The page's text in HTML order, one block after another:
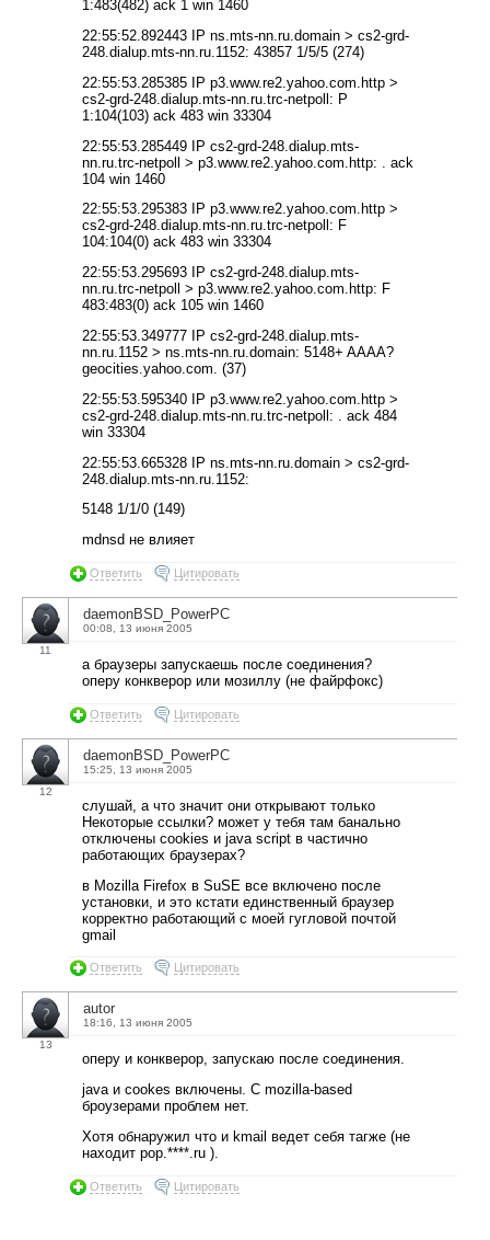
1:483(482) ack 1 win 1460
22:55:52.892443 IP ns.mts-nn.ru.domain > cs2-grd-
248.dialup.mts-nn.ru.1152: 43857 1/5/5 (274)
22:55:53.285385 IP p3.www.re2.yahoo.com.http >
cs2-grd-248.dialup.mts-nn.ru.trc-netpoll: P
1:104(103) ack 483 win 33304
22:55:53.285449 IP cs2-grd-248.dialup.mts-
nn.ru.trc-netpoll > p3.www.re2.yahoo.com.http: . ack
104 win 1460
22:55:53.295383 IP p3.www.re2.yahoo.com.http >
cs2-grd-248.dialup.mts-nn.ru.trc-netpoll: F
104:104(0) ack 483 win 33304
22:55:53.295693 IP cs2-grd-248.dialup.mts-
nn.ru.trc-netpoll > p3.www.re2.yahoo.com.http: F
483:483(0) ack 105 win 1460
22:55:53.349777 IP cs2-grd-248.dialup.mts-
nn.ru.1152 > ns.mts-nn.ru.domain: 5148+ AAAA?
geocities.yahoo.com. (37)
22:55:53.595340 IP p3.www.re2.yahoo.com.http >
cs2-grd-248.dialup.mts-nn.ru.trc-netpoll: . ack 484
win 33304
22:55:53.665328 IP ns.mts-nn.ru.domain > cs2-grd-
248.dialup.mts-nn.ru.1152:
5148 1/1/0 (149)
mdnsd не влияет
Ответить Цитировать
11
daemonBSD_PowerPC
00:08, 13 июня 2005
а браузеры запускаешь после соединения?
оперу конкверор или мозиллу (не файрфокс)
Ответить Цитировать
12
daemonBSD_PowerPC
15:25, 13 июня 2005
слушай, а что значит они открывают только
Некоторые ссылки? может у тебя там банально
отключены cookies и java script в частично
работающих браузерах?
в Mozilla Firefox в SuSE все включено после
установки, и это кстати единственный браузер
корректно работающий с моей гугловой почтой
gmail
Ответить Цитировать
13
autor
18:16, 13 июня 2005
оперу и конкверор, запускаю после соединения.
java и cookes включены. С mozilla-based
броузерами проблем нет.
Хотя обнаружил что и kmail ведет себя тагже (не
находит pop.****.ru ).
Ответить Цитировать